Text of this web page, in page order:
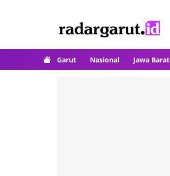
Garut Nasional Jawa Barat